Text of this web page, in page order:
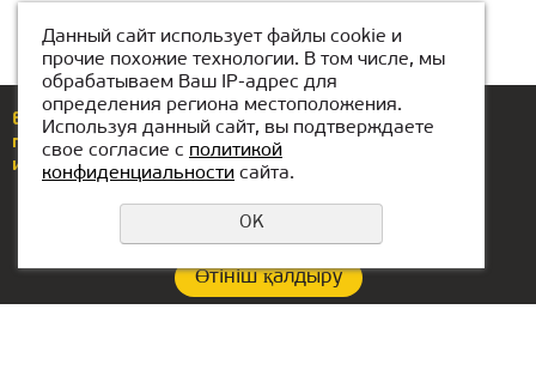
Еcли у вас возникли вопросы или предложения,
позвоните по номеру +7(771)425-86-37
или напишите намalmaty@kiber-one.com
Өтініш қалдыру
Данный сайт использует файлы cookie и
прочие похожие технологии. В том числе, мы
обрабатываем Ваш IP-адрес для
определения региона местоположения.
Используя данный сайт, вы подтверждаете
свое согласие с политикой
конфиденциальности сайта.
OK